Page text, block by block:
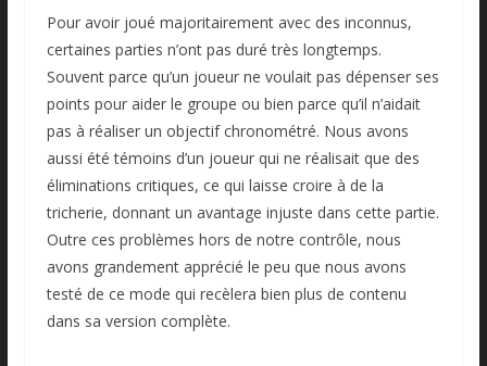
Pour avoir joué majoritairement avec des inconnus,
certaines parties n’ont pas duré très longtemps.
Souvent parce qu’un joueur ne voulait pas dépenser ses
points pour aider le groupe ou bien parce qu’il n’aidait
pas à réaliser un objectif chronométré. Nous avons
aussi été témoins d’un joueur qui ne réalisait que des
éliminations critiques, ce qui laisse croire à de la
tricherie, donnant un avantage injuste dans cette partie.
Outre ces problèmes hors de notre contrôle, nous
avons grandement apprécié le peu que nous avons
testé de ce mode qui recèlera bien plus de contenu
dans sa version complète.